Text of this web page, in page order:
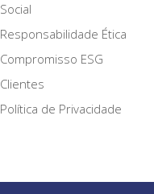
Social
Responsabilidade Ética
Compromisso ESG
Clientes
Política de Privacidade